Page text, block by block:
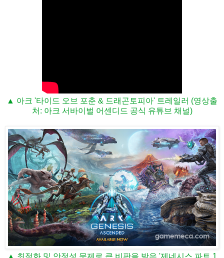
▲ 아크 '타이드 오브 포춘 & 드래곤토피아' 트레일러 (영상출
처: 아크 서바이벌 어센디드 공식 유튜브 채널)